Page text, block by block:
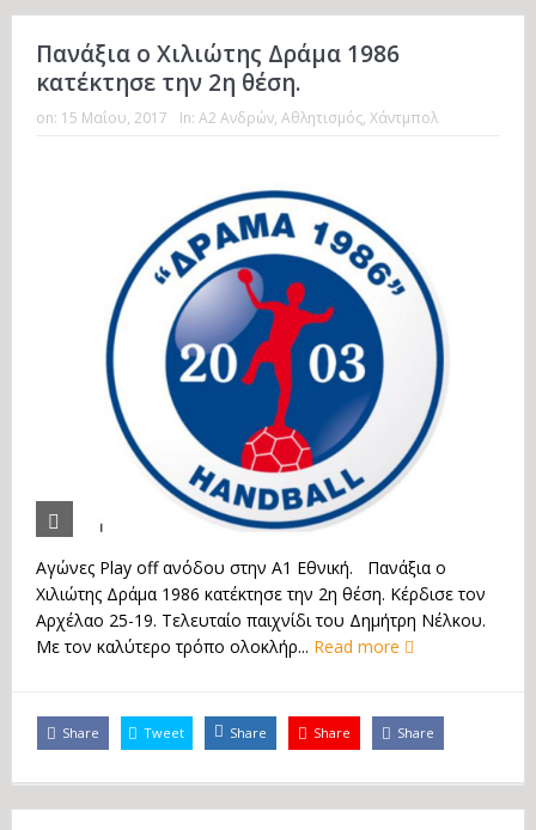
Πανάξια ο Χιλιώτης Δράμα 1986
κατέκτησε την 2η θέση.
on: 15 Μαΐου, 2017 In: Α2 Ανδρών, Αθλητισμός, Χάντμπολ
Αγώνες Play off ανόδου στην Α1 Εθνική. Πανάξια ο
Χιλιώτης Δράμα 1986 κατέκτησε την 2η θέση. Κέρδισε τον
Αρχέλαο 25-19. Τελευταίο παιχνίδι του Δημήτρη Νέλκου.
Με τον καλύτερο τρόπο ολοκλήρ... Read more
Share Tweet Share Share Share